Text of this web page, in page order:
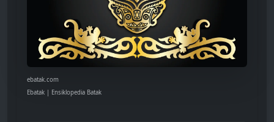
ebatak.com
Ebatak | Ensiklopedia Batak